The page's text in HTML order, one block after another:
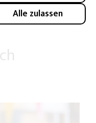
Alle zulassen